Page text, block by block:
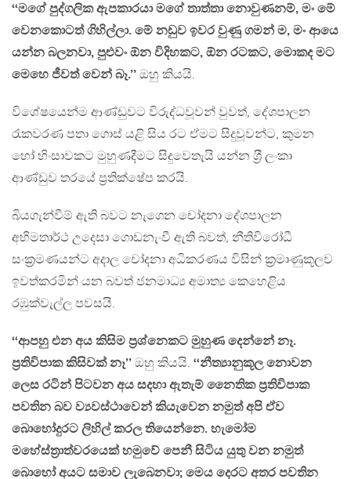
‘‘මගේ පුද්ගලික ඇපකාරයා මගේ තාත්තා නොවුණනම්, මං මේ
වෙනකොටත් ගිහිල්ලා. මේ නඩුව ඉවර වුණු ගමන් ම, මං ආයෙ
යන්න බලනවා, පුළුවං ඕන විදිහකට, ඕන රටකට, මොකද මට
මෙහෙ ජීවත් වෙන් බෑ.’’ ඔහු කියයි.
විශේෂයෙන්ම ආණ්ඩුවට විරුද්ධවූවන් වුවත්, දේශපාලන
රැකවරණ පතා ගොස් යළි සිය රට ඒමට සිදුවූවන්ට, කුමන
හෝ හිංසාවකට මුහුණදීමට සිදුවෙතැයි යන්න ශ‍්‍රී ලංකා
ආණ්ඩුව තරයේ ප‍්‍රතික්ෂේප කරයි.
බියගැන්වීම් ඇති බවට නැගෙන චෝදනා දේශපාලන
අභිමතාර්ථ උදෙසා ගොඩනැංවී ඇති බවත්, නීතිවිරෝධී
සංක‍්‍රමණයන්ට අදාල චෝදනා අධිකරණය විසින් ක‍්‍රමාණුකූලව
ඉවත්කරමින් යන බවත් ජනමාධ්‍ය අමාත්‍ය කෙහෙළිය
රඹුක්වැල්ල පවසයි.
‘‘ආපහු එන අය කිසිම ප‍්‍රශ්නෙකට මුහුණ දෙන්නේ නෑ.
ප‍්‍රතිවිපාක කිසිවක් නෑ’’ ඔහු කියයි. ‘‘නීත්‍යානුකූල නොවන
ලෙස රටින් පිටවන අය සදහා ඇතැම් නෛතික ප්‍රතිවිපාක
පවතින බව ව්‍යවස්ථාවෙන් කියැවෙන නමුත් අපි ඒව
බොහෝදුරට ලිහිල් කරල තියෙන්නෙ. හැමෝම
මහේස්ත‍්‍රාත්වරයෙක් හමුවේ පෙනී සිටිය යුතු වන නමුත්
බොහෝ අයට සමාව ලැබෙනවා; මෙය දෙරට අතර පවතින